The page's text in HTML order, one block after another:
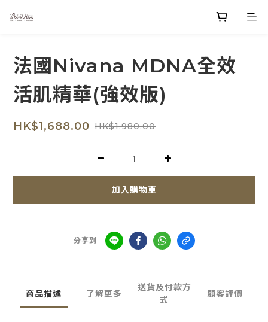
法國Nivana MDNA全效
活肌精華(強效版)
HK$1,688.00 HK$1,980.00
加入購物車
分享到
商品描述 了解更多
送貨及付款方
式
顧客評價